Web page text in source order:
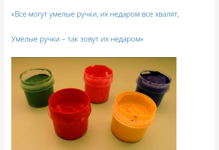
«Все могут умелые ручки, их недаром все хвалят,
Умелые ручки – так зовут их недаром»